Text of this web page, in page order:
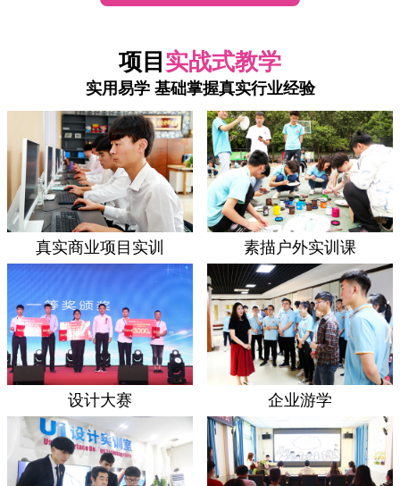
项目 实战式教学
实用易学 基础掌握真实行业经验
真实商业项目实训 素描户外实训课
设计大赛 企业游学